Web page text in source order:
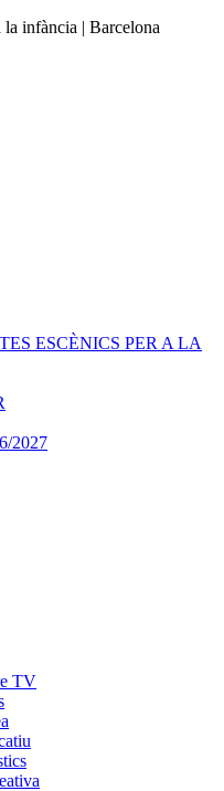
la infància | Barcelona
ESCÈNICS PER A LA
2027
TV